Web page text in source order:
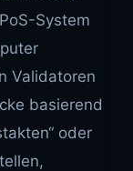
System
Validatoren
basierend
oder